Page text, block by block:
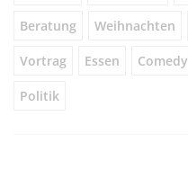
Beratung Weihnachten
Vortrag Essen Comedy
Politik